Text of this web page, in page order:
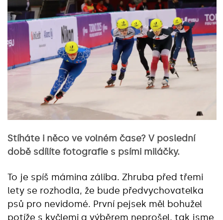
Stíháte i něco ve volném čase? V poslední
době sdílíte fotografie s psími miláčky.
To je spíš mámina záliba. Zhruba před třemi
lety se rozhodla, že bude předvychovatelka
psů pro nevidomé. První pejsek měl bohužel
potíže s kyčlemi a výběrem neprošel, tak jsme